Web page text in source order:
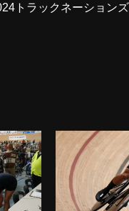
トラックネーション